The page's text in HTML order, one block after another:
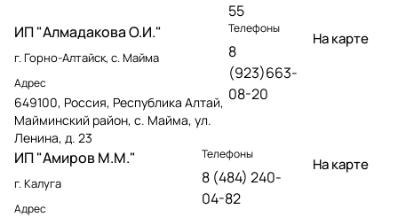
55
ИП "Алмадакова О.И."
г. Горно-Алтайск, с. Майма
Адрес
649100, Россия, Республика Алтай,
Майминский район, с. Майма, ул.
Ленина, д. 23
Телефоны
8
(923)663-
08-20
На карте
ИП "Амиров М.М."
г. Калуга
Адрес
Телефоны
8 (484) 240-
04-82
На карте